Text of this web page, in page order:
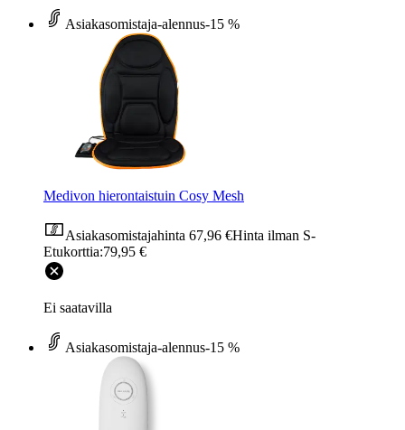
Asiakasomistaja-alennus-15 %
Medivon hierontaistuin Cosy Mesh
Asiakasomistajahinta 67,96 €Hinta ilman S-
Etukorttia:79,95 €
Ei saatavilla
Asiakasomistaja-alennus-15 %